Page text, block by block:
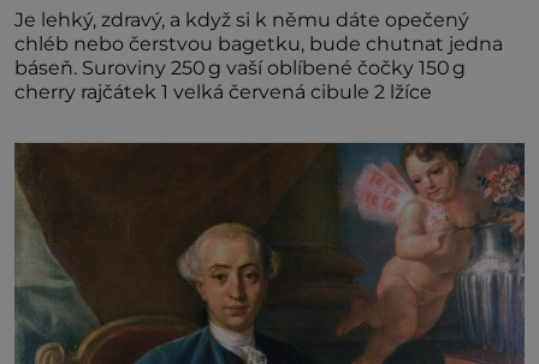
Je lehký, zdravý, a když si k němu dáte opečený
chléb nebo čerstvou bagetku, bude chutnat jedna
báseň. Suroviny 250 g vaší oblíbené čočky 150 g
cherry rajčátek 1 velká červená cibule 2 lžíce